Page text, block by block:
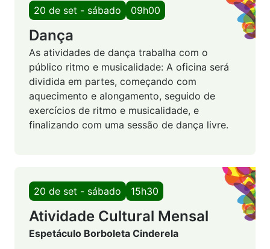
20 de set - sábado 09h00
Dança
As atividades de dança trabalha com o
público ritmo e musicalidade: A oficina será
dividida em partes, começando com
aquecimento e alongamento, seguido de
exercícios de ritmo e musicalidade, e
finalizando com uma sessão de dança livre.
20 de set - sábado 15h30
Atividade Cultural Mensal
Espetáculo Borboleta Cinderela